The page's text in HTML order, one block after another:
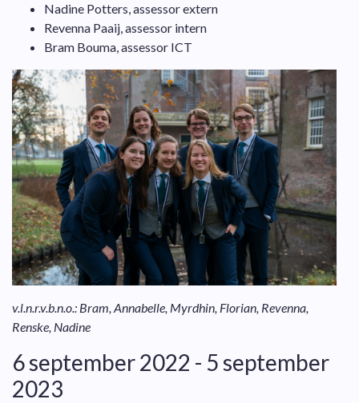
Nadine Potters, assessor extern
Revenna Paaij, assessor intern
Bram Bouma, assessor ICT
v.l.n.r.v.b.n.o.: Bram, Annabelle, Myrdhin, Florian, Revenna,
Renske, Nadine
6 september 2022 - 5 september
2023